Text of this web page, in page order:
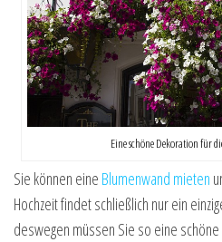
Eine schöne Dekoration für
Sie können eine Blumenwand mieten
Hochzeit findet schließlich nur ein
deswegen müssen Sie so eine